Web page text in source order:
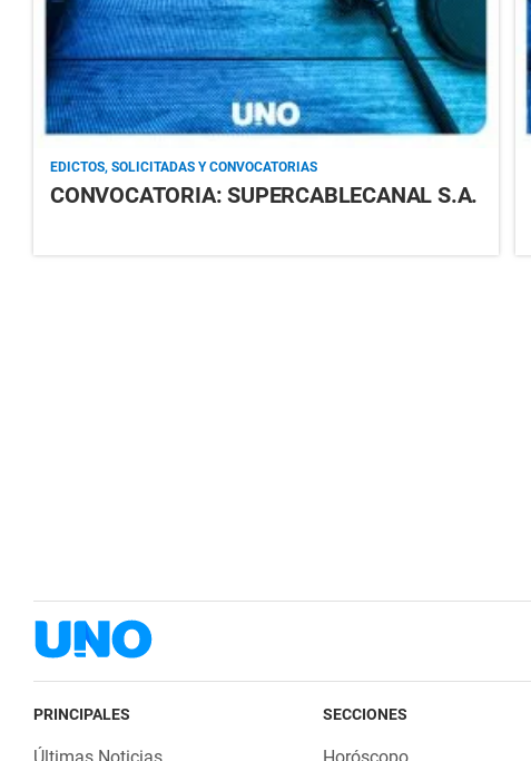
EDICTOS, SOLICITADAS Y CONVOCATORIAS
CONVOCATORIA: SUPERCABLECANAL S.A.
PRINCIPALES SECCIONES